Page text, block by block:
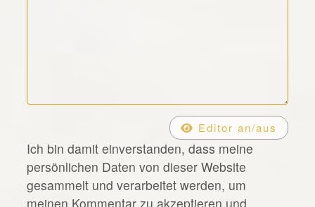
Editor an/aus
Ich bin damit einverstanden, dass meine
persönlichen Daten von dieser Website
gesammelt und verarbeitet werden, um
meinen Kommentar zu akzeptieren und